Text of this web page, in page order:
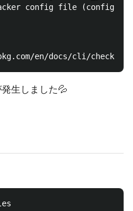
config file (config/
生しました💦